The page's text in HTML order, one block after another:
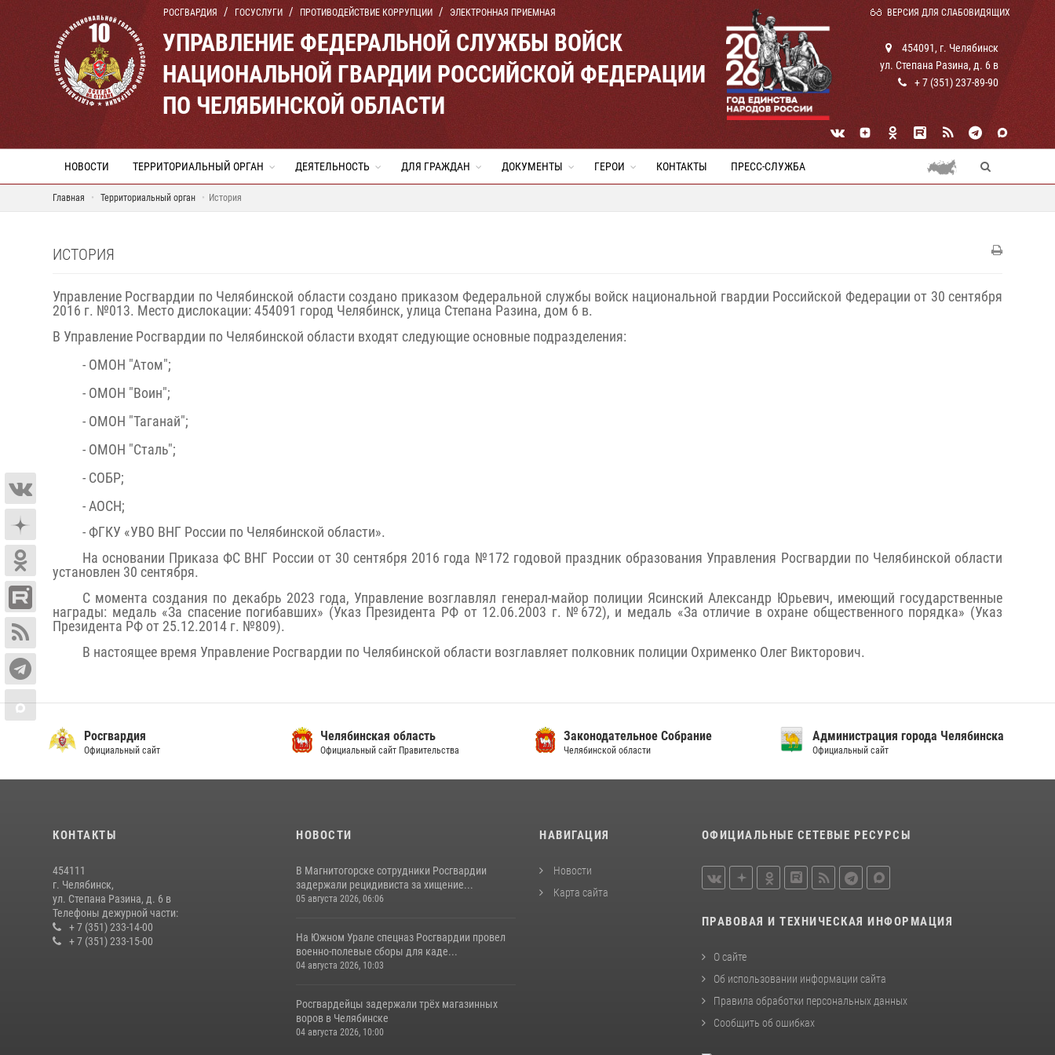
РОСГВАРДИЯ ГОСУСЛУГИ ПРОТИВОДЕЙСТВИЕ КОРРУПЦИИ ЭЛЕКТРОННАЯ ПРИЕМНАЯ ВЕРСИЯ ДЛЯ СЛАБОВИДЯЩИХ
УПРАВЛЕНИЕ ФЕДЕРАЛЬНОЙ СЛУЖБЫ ВОЙСК
НАЦИОНАЛЬНОЙ ГВАРДИИ РОССИЙСКОЙ ФЕДЕРАЦИИ
ПО ЧЕЛЯБИНСКОЙ ОБЛАСТИ
454091, г. Челябинск
ул. Степана Разина, д. 6 в
+ 7 (351) 237-89-90
НОВОСТИ ТЕРРИТОРИАЛЬНЫЙ ОРГАН ДЕЯТЕЛЬНОСТЬ ДЛЯ ГРАЖДАН ДОКУМЕНТЫ ГЕРОИ КОНТАКТЫ ПРЕСС-СЛУЖБА
Главная Территориальный орган История
ИСТОРИЯ
Управление Росгвардии по Челябинской области создано приказом Федеральной службы войск национальной гвардии Российской Федерации от 30 сентября
2016 г. №013. Место дислокации: 454091 город Челябинск, улица Степана Разина, дом 6 в.
В Управление Росгвардии по Челябинской области входят следующие основные подразделения:
- ОМОН "Атом";
- ОМОН "Воин";
- ОМОН "Таганай";
- ОМОН "Сталь";
- СОБР;
- АОСН;
- ФГКУ «УВО ВНГ России по Челябинской области».
На основании Приказа ФС ВНГ России от 30 сентября 2016 года №172 годовой праздник образования Управления Росгвардии по Челябинской области
установлен 30 сентября.
С момента создания по декабрь 2023 года, Управление возглавлял генерал-майор полиции Ясинский Александр Юрьевич, имеющий государственные
награды: медаль «За спасение погибавших» (Указ Президента РФ от 12.06.2003 г. №672), и медаль «За отличие в охране общественного порядка» (Указ
Президента РФ от 25.12.2014 г. №809).
В настоящее время Управление Росгвардии по Челябинской области возглавляет полковник полиции Охрименко Олег Викторович.
Росгвардия
Официальный сайт
Челябинская область
Официальный сайт Правительства
Законодательное Собрание
Челябинской области
Администрация города Челябинска
Официальный сайт
КОНТАКТЫ
454111
г. Челябинск,
ул. Степана Разина, д. 6 в
Телефоны дежурной части:
+ 7 (351) 233-14-00
+ 7 (351) 233-15-00
НОВОСТИ
В Магнитогорске сотрудники Росгвардии
задержали рецидивиста за хищение...
05 августа 2026, 06:06
На Южном Урале спецназ Росгвардии провел
военно-полевые сборы для каде...
04 августа 2026, 10:03
Росгвардейцы задержали трёх магазинных
воров в Челябинске
04 августа 2026, 10:00
НАВИГАЦИЯ
Новости
Карта сайта
ОФИЦИАЛЬНЫЕ СЕТЕВЫЕ РЕСУРСЫ
ПРАВОВАЯ И ТЕХНИЧЕСКАЯ ИНФОРМАЦИЯ
О сайте
Об использовании информации сайта
Правила обработки персональных данных
Сообщить об ошибках